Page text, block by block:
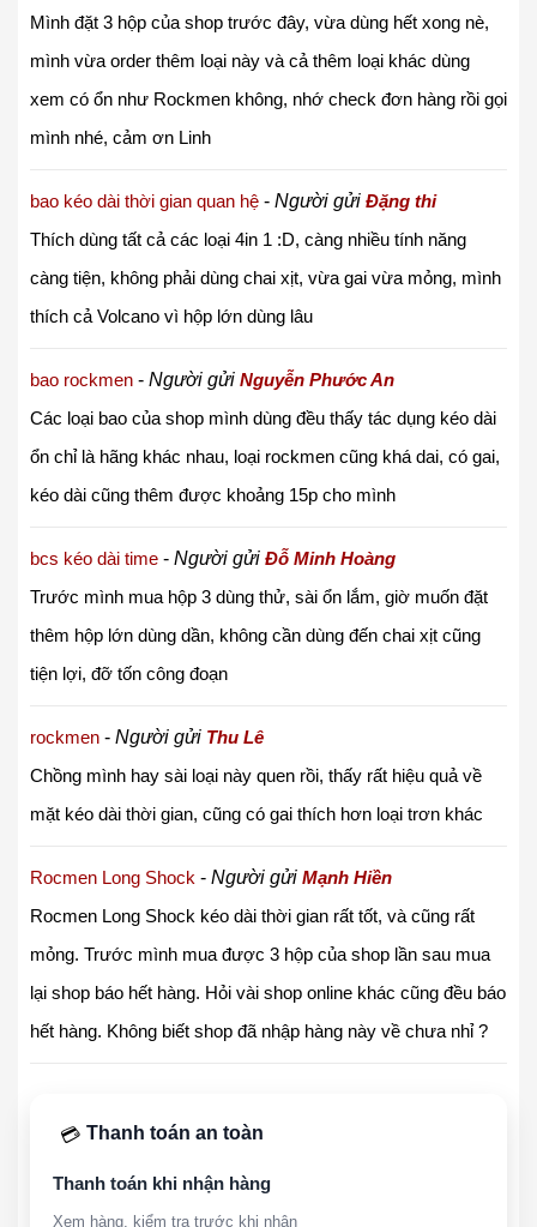
Mình đặt 3 hộp của shop trước đây, vừa dùng hết xong nè,
mình vừa order thêm loại này và cả thêm loại khác dùng
xem có ổn như Rockmen không, nhớ check đơn hàng rồi gọi
mình nhé, cảm ơn Linh
bao kéo dài thời gian quan hệ - Người gửi Đặng thi
Thích dùng tất cả các loại 4in 1 :D, càng nhiều tính năng
càng tiện, không phải dùng chai xịt, vừa gai vừa mỏng, mình
thích cả Volcano vì hộp lớn dùng lâu
bao rockmen - Người gửi Nguyễn Phước An
Các loại bao của shop mình dùng đều thấy tác dụng kéo dài
ổn chỉ là hãng khác nhau, loại rockmen cũng khá dai, có gai,
kéo dài cũng thêm được khoảng 15p cho mình
bcs kéo dài time - Người gửi Đỗ Minh Hoàng
Trước mình mua hộp 3 dùng thử, sài ổn lắm, giờ muốn đặt
thêm hộp lớn dùng dần, không cần dùng đến chai xịt cũng
tiện lợi, đỡ tốn công đoạn
rockmen - Người gửi Thu Lê
Chồng mình hay sài loại này quen rồi, thấy rất hiệu quả về
mặt kéo dài thời gian, cũng có gai thích hơn loại trơn khác
Rocmen Long Shock - Người gửi Mạnh Hiền
Rocmen Long Shock kéo dài thời gian rất tốt, và cũng rất
mỏng. Trước mình mua được 3 hộp của shop lần sau mua
lại shop báo hết hàng. Hỏi vài shop online khác cũng đều báo
hết hàng. Không biết shop đã nhập hàng này về chưa nhỉ ?
💳 Thanh toán an toàn
Thanh toán khi nhận hàng
Xem hàng, kiểm tra trước khi nhận